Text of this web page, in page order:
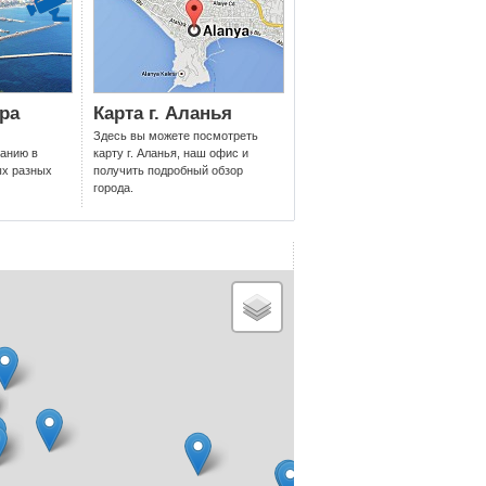
которого они заслуживают."
турецкое гражданство, наша опытная команда
персонализированные предложения
и начать свое путешествие к владению
в
разных
Карта г. Аланья
Здесь вы можете посмотреть
карту г. Аланья, наш офис и
получить подробный обзор
города.